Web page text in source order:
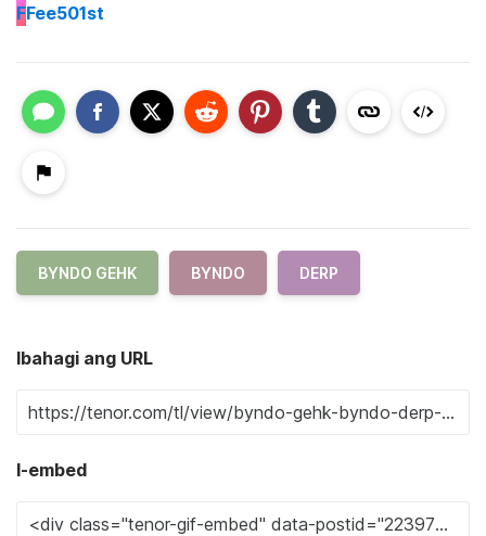
FFee501st
BYNDO GEHK BYNDO DERP
Ibahagi ang URL
I-embed